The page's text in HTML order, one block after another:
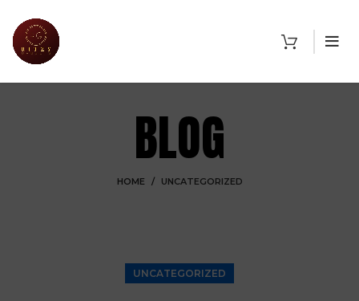
BLOG
HOME UNCATEGORIZED
UNCATEGORIZED